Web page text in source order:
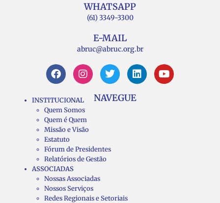
WHATSAPP
(61) 3349-3300
E-MAIL
abruc@abruc.org.br
NAVEGUE
INSTITUCIONAL
Quem Somos
Quem é Quem
Missão e Visão
Estatuto
Fórum de Presidentes
Relatórios de Gestão
ASSOCIADAS
Nossas Associadas
Nossos Serviços
Redes Regionais e Setoriais